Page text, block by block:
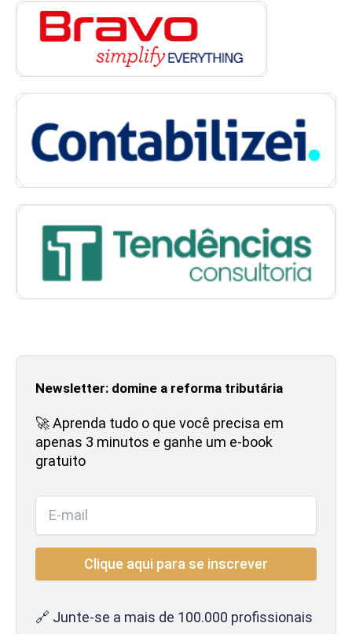
Newsletter: domine a reforma tributária
🚀 Aprenda tudo o que você precisa em
apenas 3 minutos e ganhe um e-book
gratuito
🔗 Junte-se a mais de 100.000 profissionais